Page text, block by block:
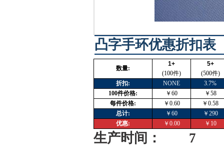
凸字手环优惠折扣表
数量:
1+
(100件)
5+
(500件)
折扣:
NONE
3.7%
100件价格:
￥60
￥58
每件价格:
￥0.60
￥0.58
总计:
￥60
￥290
优惠:
￥0.00 ￥10
生产时